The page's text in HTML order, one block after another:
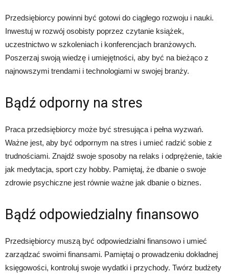
Przedsiębiorcy powinni być gotowi do ciągłego rozwoju i nauki.
Inwestuj w rozwój osobisty poprzez czytanie książek,
uczestnictwo w szkoleniach i konferencjach branżowych.
Poszerzaj swoją wiedzę i umiejętności, aby być na bieżąco z
najnowszymi trendami i technologiami w swojej branży.
Bądź odporny na stres
Praca przedsiębiorcy może być stresująca i pełna wyzwań.
Ważne jest, aby być odpornym na stres i umieć radzić sobie z
trudnościami. Znajdź swoje sposoby na relaks i odprężenie, takie
jak medytacja, sport czy hobby. Pamiętaj, że dbanie o swoje
zdrowie psychiczne jest równie ważne jak dbanie o biznes.
Bądź odpowiedzialny finansowo
Przedsiębiorcy muszą być odpowiedzialni finansowo i umieć
zarządzać swoimi finansami. Pamiętaj o prowadzeniu dokładnej
księgowości, kontroluj swoje wydatki i przychody. Twórz budżety